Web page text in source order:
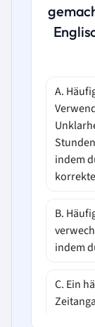
A.
indem
B.
indem
C. Ein